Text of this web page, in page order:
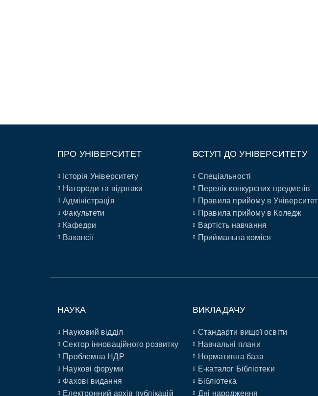
ПРО УНІВЕРСИТЕТ
Історія Університету
Нагороди та відзнаки
Адміністрація
Факультети
Кафедри
Вакансії
ВСТУП ДО УНІВЕРСИТЕТУ
Спеціальності
Перелік конкурсних предметів
Правила прийому в Університет
Правила прийому в Коледж
Вартість навчання
Приймальна коміся
НАУКА
Науковий відділ
Сектор інноваційного розвитку
Проблемна НДР
Наукові форуми
Фахові видання
Електронний архів публікацій
ВИКЛАДАЧУ
Стандарти вищої освіти
Навчальні плани
Нормативна база
E-каталог Бібліотеки
Бібліотека
Дні народження